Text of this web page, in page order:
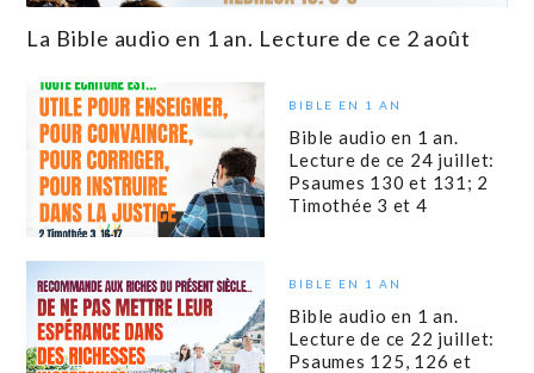
La Bible audio en 1 an. Lecture de ce 2 août
BIBLE EN 1 AN
Bible audio en 1 an.
Lecture de ce 24 juillet:
Psaumes 130 et 131; 2
Timothée 3 et 4
BIBLE EN 1 AN
Bible audio en 1 an.
Lecture de ce 22 juillet:
Psaumes 125, 126 et